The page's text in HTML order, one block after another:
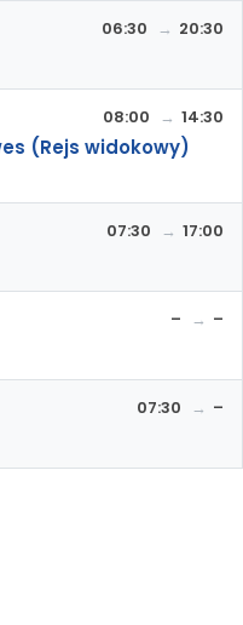
06:30 20:30
(Rejs widokowy)
08:00 14:30
07:30 17:00
– –
07:30 –